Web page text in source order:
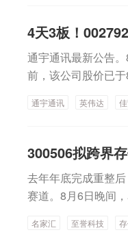
同】甘肃能化：全
公司中标两项目
建设天津46万千瓦
项目东睦股份：拟
综合利用年产8万
筑：控股股东获得
材：取得金融机构
付现金购买资产并
证监会立案*ST航
药：盐酸左沙丁胺
营业收入同比增长
相对较快，且以摄
贡献和产能配置的
代可穿戴摄像芯片
实现年度营收规模
从单一视觉SoC供
12nm移动影像设备
机等移动影像终端
SP，采用更低功
万元/吨，相比7月
价格下跌4.16%。
化铒价格上涨比较
化物，下游集中在
干网、长距光缆、
下游AI数据中心建
业统计数据，2025
础设施升级对高品
发展改革委等部门
划》），为行业各
长本轮资源化企业
缘冲突影响，霍尔
口，海内外价差显
长301.84%到
长主要系锡、铜等
的周期性波动特征
方式主动管理风险
4天3板！
通宇通讯最新公告
前，该公司股价已
深圳市佳贤通信科
发、生产、销售与
基站、卫星载荷通
通感一体站、光纤
CE认证、美国FCC
住宅及楼宇室内深
通宇通讯 英伟达
300506拟跨界
去年年底完成重整
赛道。8月6日晚间
交易预计不构成重
名家汇 至誉科技